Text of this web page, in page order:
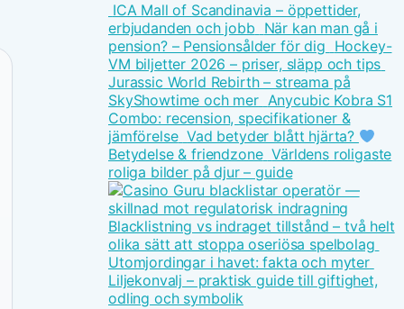
ICA Mall of Scandinavia – öppettider,
erbjudanden och jobb När kan man gå i
pension? – Pensionsålder för dig Hockey-
VM biljetter 2026 – priser, släpp och tips
Jurassic World Rebirth – streama på
SkyShowtime och mer Anycubic Kobra S1
Combo: recension, specifikationer &
jämförelse Vad betyder blått hjärta?
Betydelse & friendzone Världens roligaste
roliga bilder på djur – guide
Blacklistning vs indraget tillstånd – två helt
olika sätt att stoppa oseriösa spelbolag
Utomjordingar i havet: fakta och myter
Liljekonvalj – praktisk guide till giftighet,
odling och symbolik